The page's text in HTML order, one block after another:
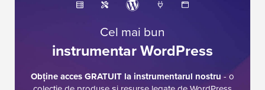
Cel mai bun
instrumentar WordPress
Obține acces GRATUIT la instrumentarul nostru - o